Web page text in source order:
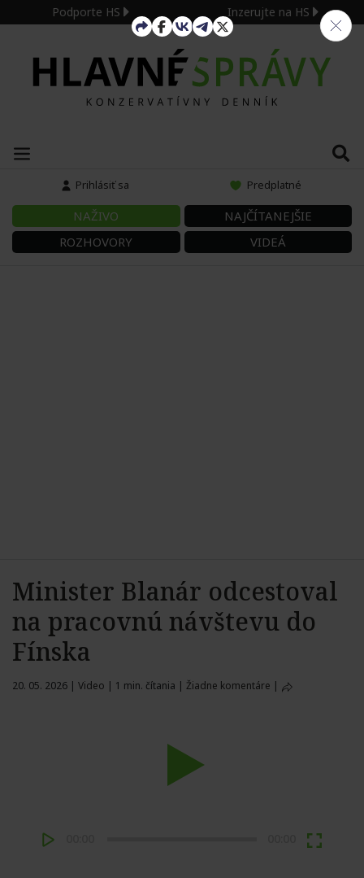
Podporte HS Inzerujte na HS
Prihlásiť sa Predplatné
NAŽIVO
NAJČÍTANEJŠIE
ROZHOVORY
VIDEÁ
Minister Blanár odcestoval
na pracovnú návštevu do
Fínska
20. 05. 2026 | Video | 1 min. čítania | Žiadne komentáre |